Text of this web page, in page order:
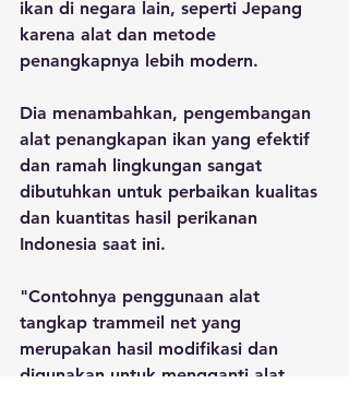
ikan di negara lain, seperti Jepang
karena alat dan metode
penangkapnya lebih modern.
Dia menambahkan, pengembangan
alat penangkapan ikan yang efektif
dan ramah lingkungan sangat
dibutuhkan untuk perbaikan kualitas
dan kuantitas hasil perikanan
Indonesia saat ini.
"Contohnya penggunaan alat
tangkap trammeil net yang
merupakan hasil modifikasi dan
digunakan untuk mengganti alat